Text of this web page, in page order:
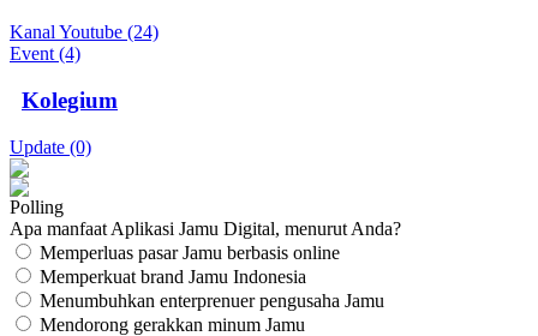
Kanal Youtube (24)
Event (4)
Kolegium
Update (0)
Polling
Apa manfaat Aplikasi Jamu Digital, menurut Anda?
Memperluas pasar Jamu berbasis online
Memperkuat brand Jamu Indonesia
Menumbuhkan enterprenuer pengusaha Jamu
Mendorong gerakkan minum Jamu